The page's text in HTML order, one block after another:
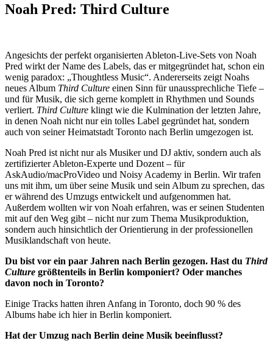
Noah Pred: Third Culture
Angesichts der perfekt organisierten Ableton-Live-Sets von Noah
Pred wirkt der Name des Labels, das er mitgegründet hat, schon ein
wenig paradox: „Thoughtless Music“. Andererseits zeigt Noahs
neues Album Third Culture einen Sinn für unaussprechliche Tiefe –
und für Musik, die sich gerne komplett in Rhythmen und Sounds
verliert. Third Culture klingt wie die Kulmination der letzten Jahre,
in denen Noah nicht nur ein tolles Label gegründet hat, sondern
auch von seiner Heimatstadt Toronto nach Berlin umgezogen ist.
Noah Pred ist nicht nur als Musiker und DJ aktiv, sondern auch als
zertifizierter Ableton-Experte und Dozent – für
AskAudio/macProVideo und Noisy Academy in Berlin. Wir trafen
uns mit ihm, um über seine Musik und sein Album zu sprechen, das
er während des Umzugs entwickelt und aufgenommen hat.
Außerdem wollten wir von Noah erfahren, was er seinen Studenten
mit auf den Weg gibt – nicht nur zum Thema Musikproduktion,
sondern auch hinsichtlich der Orientierung in der professionellen
Musiklandschaft von heute.
Du bist vor ein paar Jahren nach Berlin gezogen. Hast du Third
Culture größtenteils in Berlin komponiert? Oder manches
davon noch in Toronto?
Einige Tracks hatten ihren Anfang in Toronto, doch 90 % des
Albums habe ich hier in Berlin komponiert.
Hat der Umzug nach Berlin deine Musik beeinflusst?